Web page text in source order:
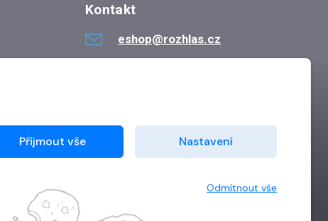
Kontakt
eshop@rozhlas.cz
Přijmout vše Nastavení
Odmítnout vše